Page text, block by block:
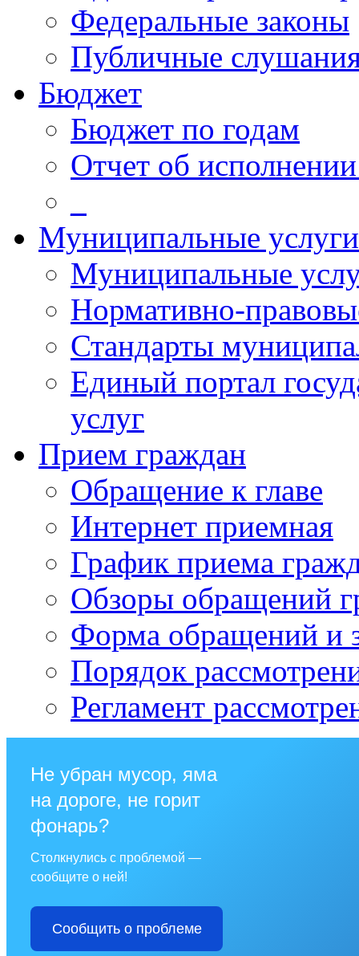
Федеральные законы
Публичные
Бюджет
Бюджет по годам
Отчет об
Муниципальные услуги
Муниципальные
Нормативно-
Стандарты
Единый портал
услуг
Прием граждан
Обращение к главе
Интернет приемная
График приема
Обзоры обращений
Форма обращений и
Порядок
Регламент
Не убран мусор, яма
на дороге, не горит
фонарь?
Столкнулись с проблемой —
сообщите о ней!
Сообщить о проблеме